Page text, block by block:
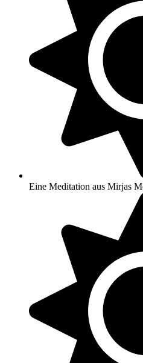
Eine Meditation aus Mirjas